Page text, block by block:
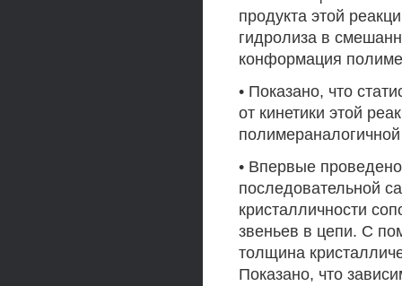
продукта этой
гидролиза в
конформация
• Показано, что
от кинетики этой
• Впервые
последовательной
кристалличности
звеньев в цепи. С
толщина
Показано, что